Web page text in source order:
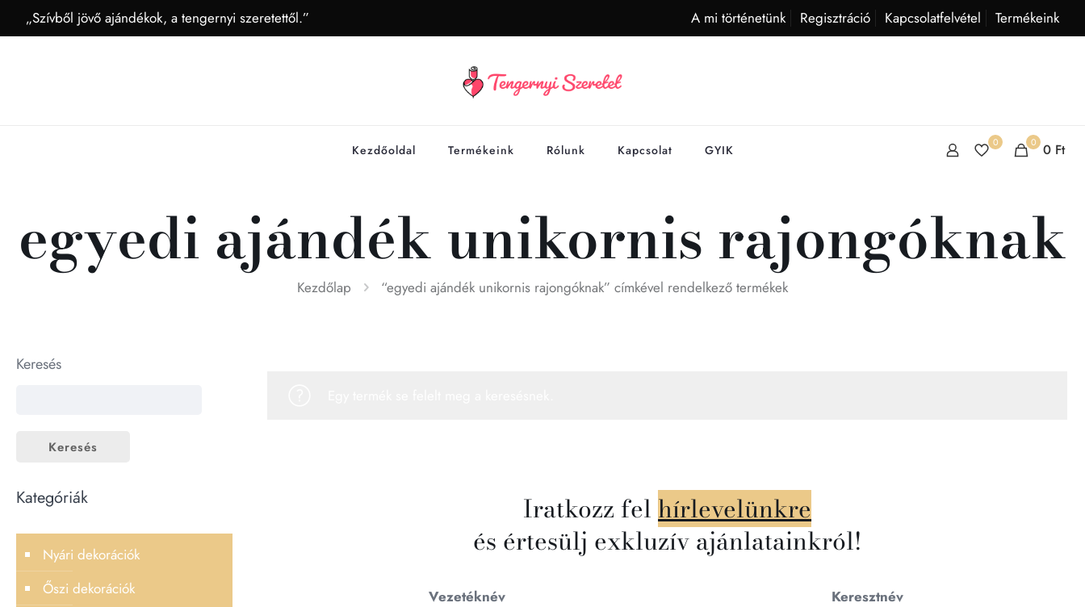
„Szívből jövő ajándékok, a tengernyi szeretettől.” A mi történetünk Regisztráció Kapcsolatfelvétel Termékeink
Kezdőoldal Termékeink Rólunk Kapcsolat GYIK 0 0 0 Ft
egyedi ajándék unikornis rajongóknak
Kezdőlap “egyedi ajándék unikornis rajongóknak” címkével rendelkező termékek
Iratkozz fel hírlevelünkre
és értesülj exkluzív ajánlatainkról!
Vezetéknév Keresztnév
Keresés
Keresés
Kategóriák
Nyári dekorációk
Őszi dekorációk